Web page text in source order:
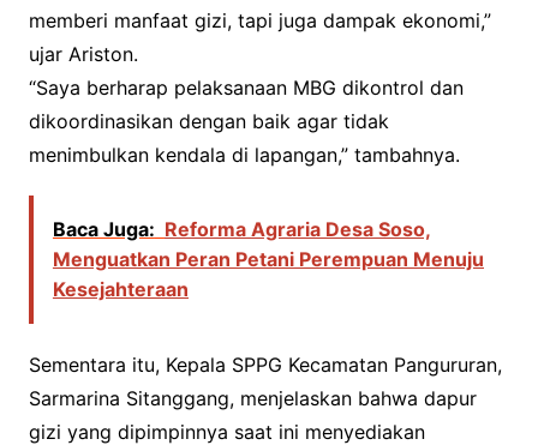
memberi manfaat gizi, tapi juga dampak ekonomi,”
ujar Ariston.
“Saya berharap pelaksanaan MBG dikontrol dan
dikoordinasikan dengan baik agar tidak
menimbulkan kendala di lapangan,” tambahnya.
Baca Juga: Reforma Agraria Desa Soso,
Menguatkan Peran Petani Perempuan Menuju
Kesejahteraan
Sementara itu, Kepala SPPG Kecamatan Pangururan,
Sarmarina Sitanggang, menjelaskan bahwa dapur
gizi yang dipimpinnya saat ini menyediakan